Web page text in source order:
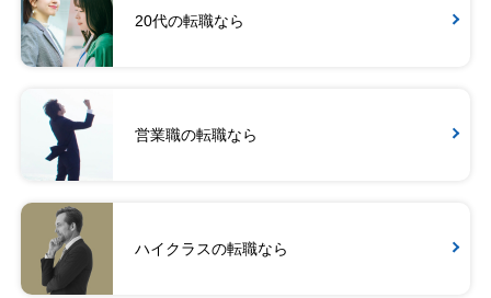
20代の転職なら
営業職の転職なら
ハイクラスの転職なら